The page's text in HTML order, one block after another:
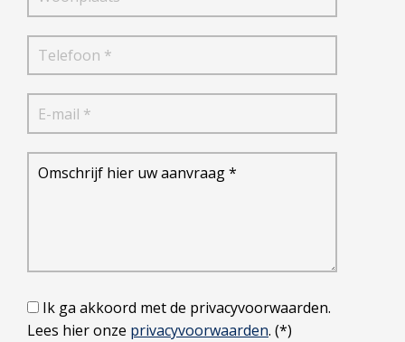
Ik ga akkoord met de privacyvoorwaarden.
Lees hier onze privacyvoorwaarden. (*)